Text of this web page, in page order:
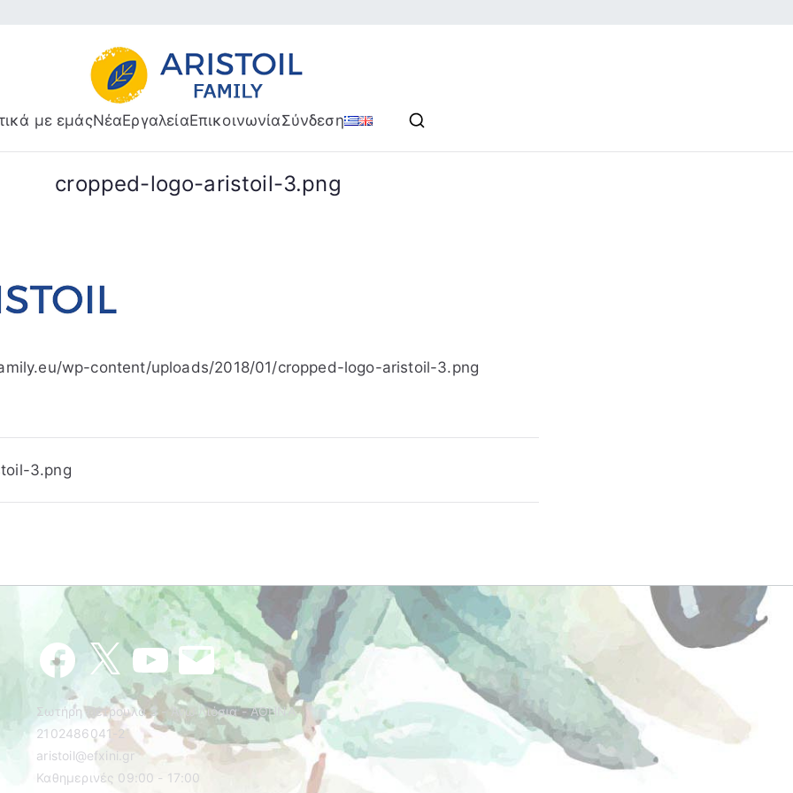
Aristoil Family
Useful info about the Aristoil Family
με εμάςΝέαΕργαλείαΕπικοινωνίαΣύνδεση
cropped-logo-aristoil-3.png
wp-content/uploads/2018/01/cropped-logo-aristoil-3.png
3.png
Facebook
X YouTube Email
Σωτήρη Πέτρουλα 3 - Άνω Λιόσια - ΑΘΗΝΑ
2102486041-2
aristoil@efxini.gr
Καθημερινές 09:00 - 17:00